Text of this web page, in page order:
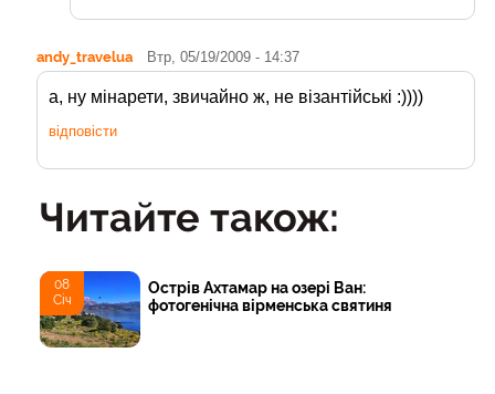
andy_travelua Втр, 05/19/2009 - 14:37
а, ну мінарети, звичайно ж, не візантійські :))))
відповісти
Читайте також:
08
Січ
Острів Ахтамар на озері Ван:
фотогенічна вірменська святиня